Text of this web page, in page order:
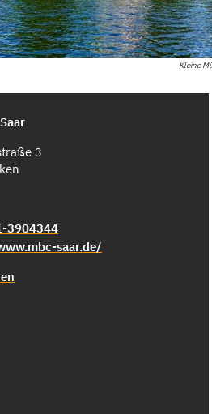
Kleine
3
3904344
saar.de/